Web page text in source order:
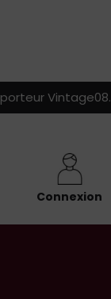
Vintage08.
Connexion